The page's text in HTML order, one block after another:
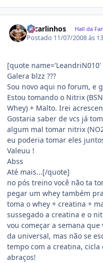
zecarlinhos Hall da
Postado 11/07/2008 às
[quote
Galera blzz ???
Sou novo aqui no forum, e
Estou tomando o Nitrix
Whey) + Malto. Irei
Gostaria saber de vcs já
algum mal tomar nitrix
eu poderia tomar eles
Valeuu !
Abss
Até mais...[/quote]
no pós treino você não ta
pegar um whey também
toma o whey + creatina +
sussegado a creatina e o
vou começar a semana
da universal, mas não se
tempo com a creatina,
abraços!